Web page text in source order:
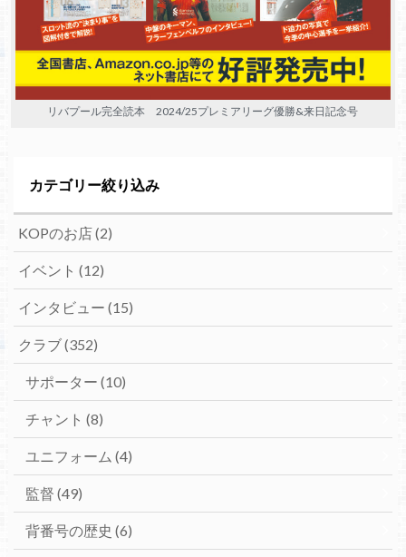
リバプール完全読本 2024/25プレミアリーグ優勝&来日記念号
カテゴリー絞り込み
KOPのお店(2)
イベント (12)
インタビュー (15)
クラブ(352)
サポーター (10)
チャント (8)
ユニフォーム (4)
監督 (49)
背番号の歴史 (6)